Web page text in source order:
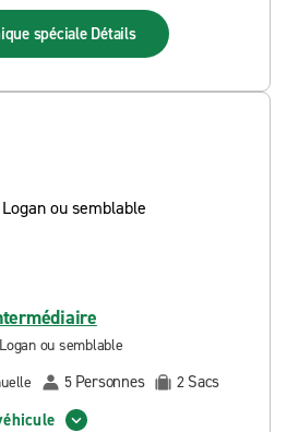
spéciale Détails
ou semblable
5 Personnes 2 Sacs